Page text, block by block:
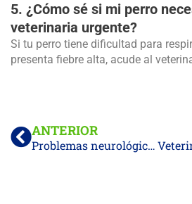
5. ¿Cómo sé si mi perro
veterinaria urgente?
Si tu perro tiene dificultad para
presenta fiebre alta, acude al
ANTERIOR
Problemas neurológicos en perros: causas, síntomas y soluciones